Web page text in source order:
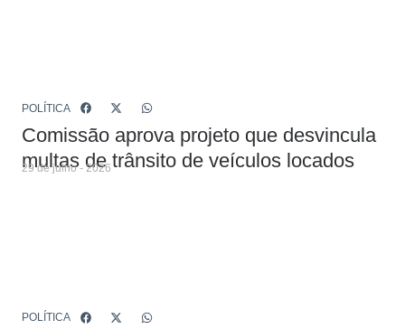
POLÍTICA
Comissão aprova projeto que desvincula
multas de trânsito de veículos locados
29 de julho - 2026
POLÍTICA